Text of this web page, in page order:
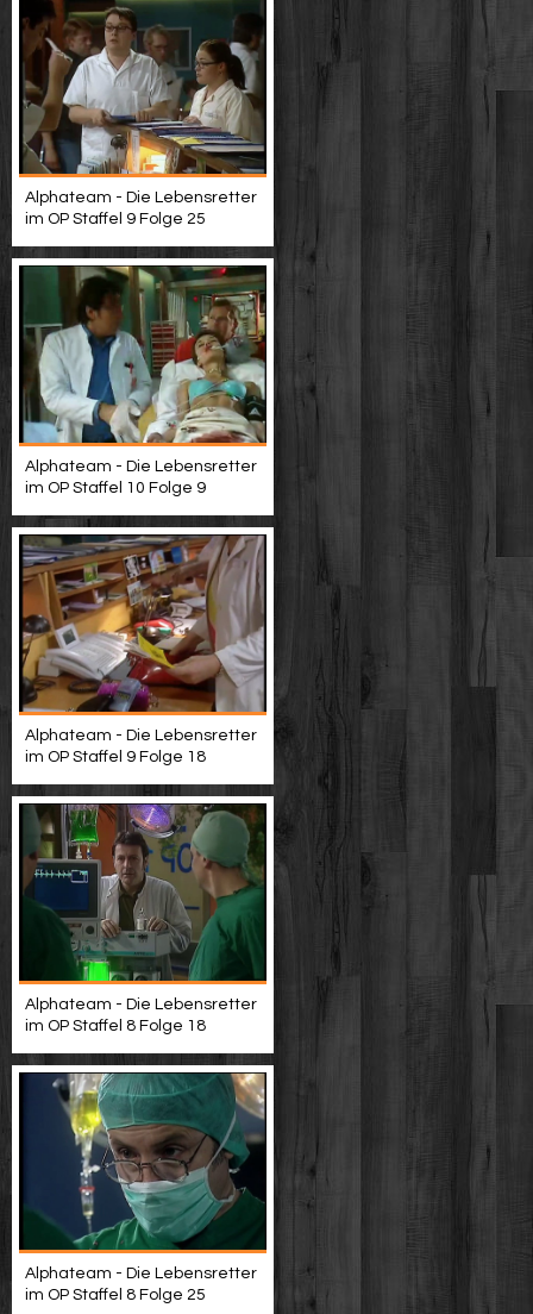
Alphateam - Die Lebensretter
im OP Staffel 9 Folge 25
Alphateam - Die Lebensretter
im OP Staffel 10 Folge 9
Alphateam - Die Lebensretter
im OP Staffel 9 Folge 18
Alphateam - Die Lebensretter
im OP Staffel 8 Folge 18
Alphateam - Die Lebensretter
im OP Staffel 8 Folge 25